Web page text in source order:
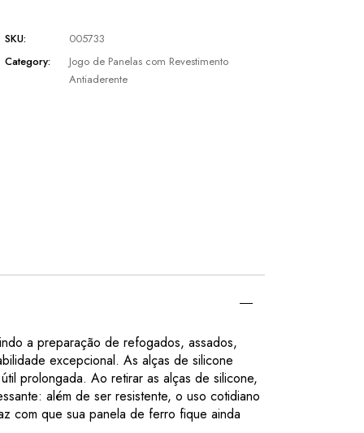
SKU:
005733
Category:
Jogo de Panelas com Revestimento
Antiaderente
a preparação de refogados, assados,
excepcional. As alças de silicone
prolongada. Ao retirar as alças de silicone,
além de ser resistente, o uso cotidiano
com que sua panela de ferro fique ainda